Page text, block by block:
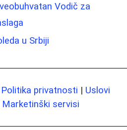
Vodič za
u Srbiji
Politika privatnosti | Uslovi
Marketinški servisi